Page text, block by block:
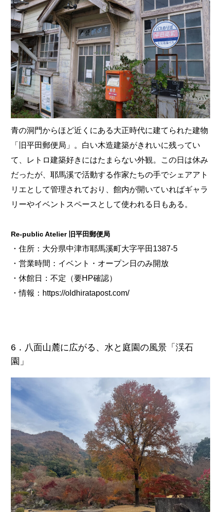
青の洞門からほど近くにある大正時代に建てられた建物
「旧平田郵便局」。白い木造建築がきれいに残ってい
て、レトロ建築好きにはたまらない外観。この日は休み
だったが、耶馬溪で活動する作家たちの手でシェアアト
リエとして管理されており、館内が開いていればギャラ
リーやイベントスペースとして使われる日もある。
Re-public Atelier 旧平田郵便局
・住所：大分県中津市耶馬溪町大字平田1387-5
・営業時間：イベント・オープン日のみ開放
・休館日：不定（要HP確認）
・情報： https://oldhiratapost.com/
6．八面山麓に広がる、水と庭園の風景「渓石
園」